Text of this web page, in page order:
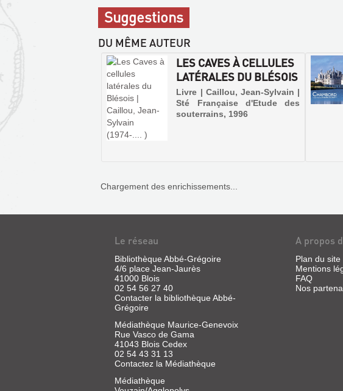
place
Suggestions
DU MÊME AUTEUR
LES CAVES À CELLULES
LATÉRALES DU BLÉSOIS
Livre | Caillou, Jean-Sylvain |
Sté Française d'Etude des
souterrains, 1996
CHAMBORD
L'OEUVRE
ULTIME
DE
LÉONARD
DE
VINCI
Livre
Caillou,
Chargement des enrichissements...
Le réseau
Bibliothèque Abbé-Grégoire
4/6 place Jean-Jaurès
41000 Blois
02 54 56 27 40
Contacter la bibliothèque Abbé-
Grégoire
Médiathèque Maurice-Genevoix
Rue Vasco de Gama
41043 Blois Cedex
02 54 43 31 13
Contactez la Médiathèque
Médiathèque
A propos
Plan du site
Mentions
FAQ
Nos